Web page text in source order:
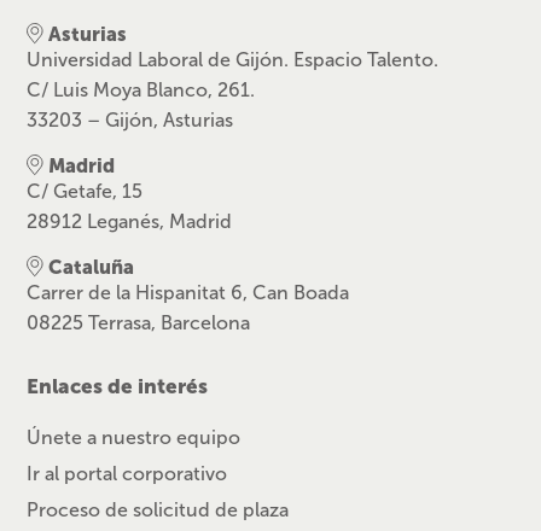
Asturias
Universidad Laboral de Gijón. Espacio Talento.
C/ Luis Moya Blanco, 261.
33203 – Gijón, Asturias
Madrid
C/ Getafe, 15
28912 Leganés, Madrid
Cataluña
Carrer de la Hispanitat 6, Can Boada
08225 Terrasa, Barcelona
Enlaces de interés
Únete a nuestro equipo
Ir al portal corporativo
Proceso de solicitud de plaza